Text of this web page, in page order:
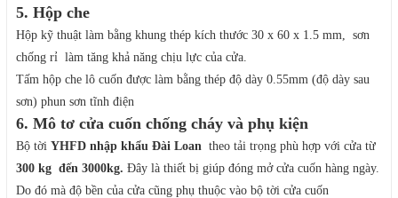
5. Hộp che
Hộp kỹ thuật làm bằng khung thép kích thước 30 x 60 x 1.5 mm, sơn
chống rỉ làm tăng khả năng chịu lực của cửa.
Tấm hộp che lô cuốn được làm bằng thép độ dày 0.55mm (độ dày sau
sơn) phun sơn tĩnh điện
6. Mô tơ cửa cuốn chống cháy và phụ kiện
Bộ tời YHFD nhập khẩu Đài Loan theo tải trọng phù hợp với cửa từ
300 kg đến 3000kg. Đây là thiết bị giúp đóng mở cửa cuốn hàng ngày.
Do đó mà độ bền của cửa cũng phụ thuộc vào bộ tời cửa cuốn